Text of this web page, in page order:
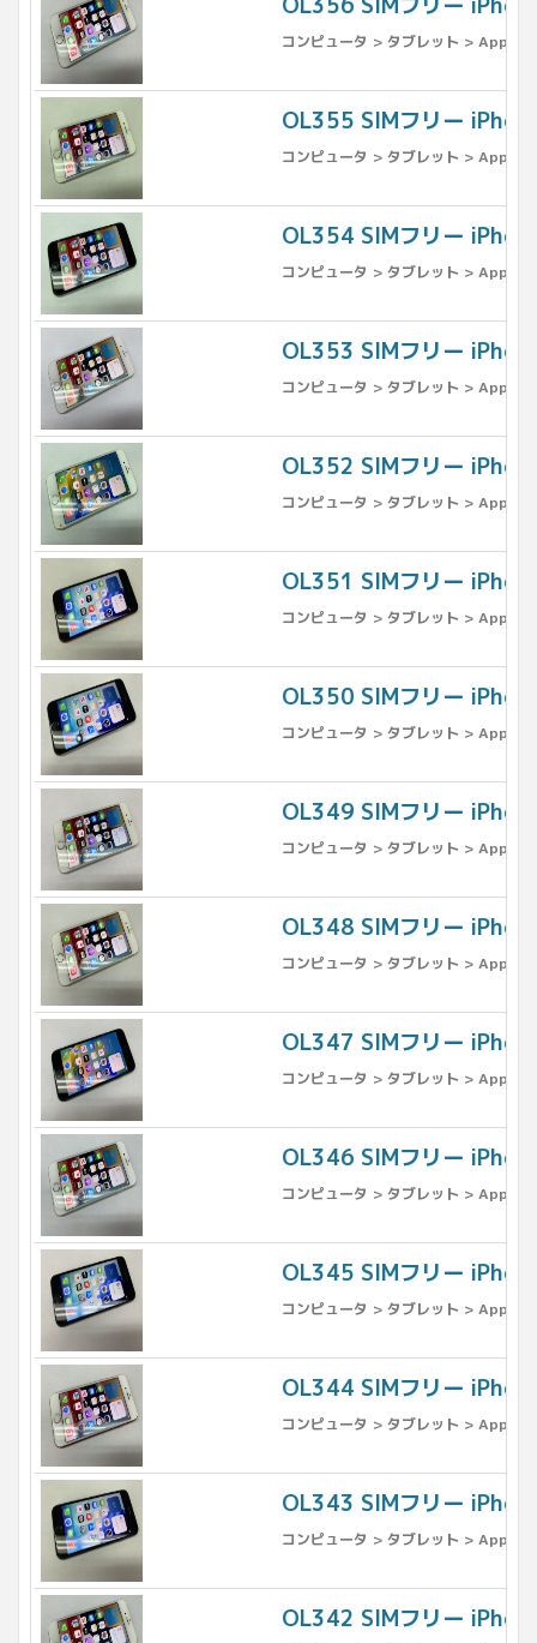
コンピュータ > タブレット > Apple
OL355 SIMフリー
コンピュータ > タブレット > Apple
OL354 SIMフリー
コンピュータ > タブレット > Apple
OL353 SIMフリー
コンピュータ > タブレット > Apple
OL352 SIMフリー
コンピュータ > タブレット > Apple
OL351 SIMフリー
コンピュータ > タブレット > Apple
OL350 SIMフリー
コンピュータ > タブレット > Apple
OL349 SIMフリー
コンピュータ > タブレット > Apple
OL348 SIMフリー
コンピュータ > タブレット > Apple
OL347 SIMフリー
コンピュータ > タブレット > Apple
OL346 SIMフリー
コンピュータ > タブレット > Apple
OL345 SIMフリー
コンピュータ > タブレット > Apple
OL344 SIMフリー
コンピュータ > タブレット > Apple
OL343 SIMフリー
コンピュータ > タブレット > Apple
OL342 SIMフリー